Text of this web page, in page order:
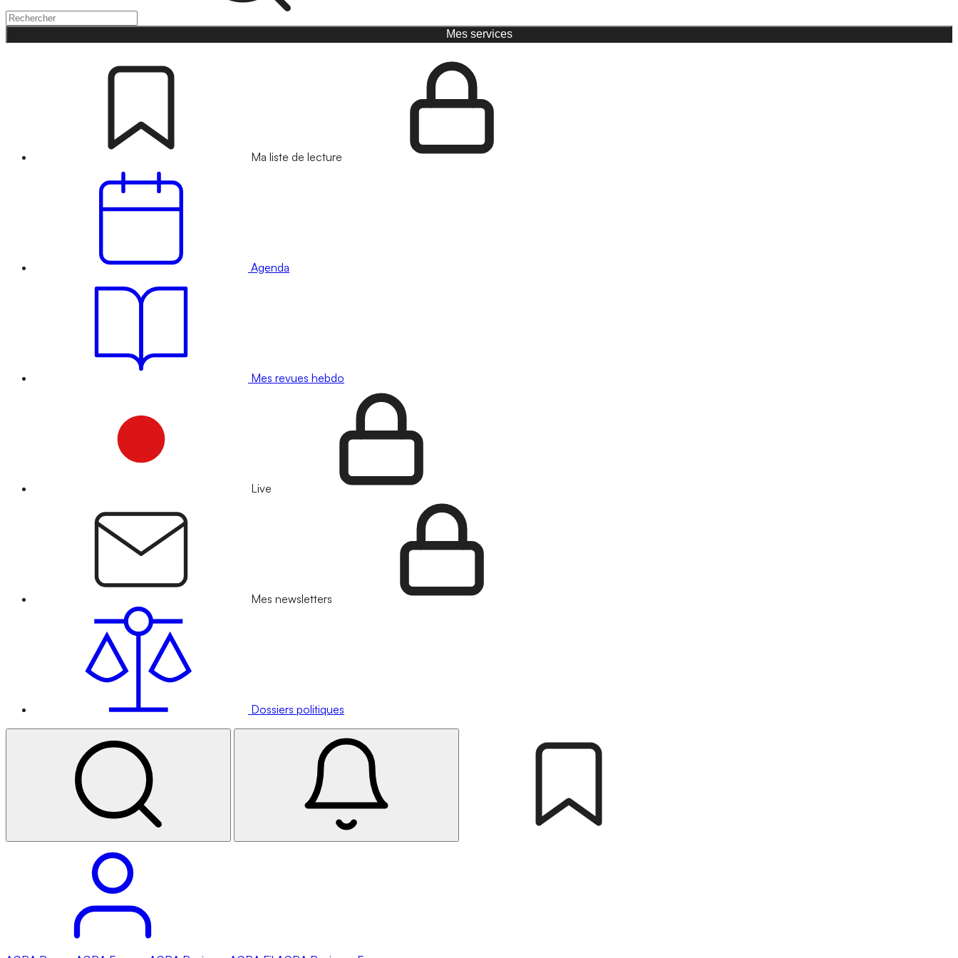
Mes services
Ma liste de lecture
Agenda
Mes revues hebdo
Live
Mes newsletters
Dossiers politiques